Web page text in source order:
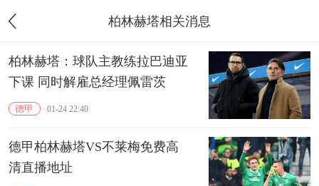
柏林赫塔相关消息
柏林赫塔：球队主教练拉巴迪亚
下课 同时解雇总经理佩雷茨
德甲 01-24 22:40
德甲柏林赫塔VS不莱梅免费高
清直播地址